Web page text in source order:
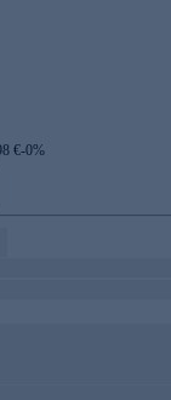
€-0%